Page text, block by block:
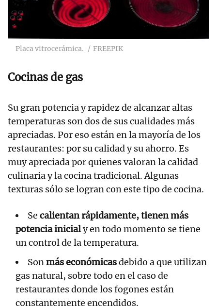
Placa vitrocerámica. FREEPIK
Cocinas de gas
Su gran potencia y rapidez de alcanzar altas
temperaturas son dos de sus cualidades más
apreciadas. Por eso están en la mayoría de los
restaurantes: por su calidad y su ahorro. Es
muy apreciada por quienes valoran la calidad
culinaria y la cocina tradicional. Algunas
texturas sólo se logran con este tipo de cocina.
Se calientan rápidamente, tienen más
potencia inicialy en todo momento se tiene
un control de la temperatura.
Sonmás económicasdebido a que utilizan
gas natural, sobre todo en el caso de
restaurantes donde los fogones están
constantemente encendidos.